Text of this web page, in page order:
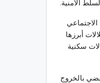
الأمنية.
أبرزها
سكنية
بالخروج